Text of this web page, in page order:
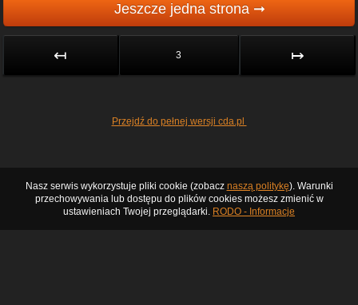
Jeszcze jedna strona ➞
↤ 3 ↦
Przejdź do pełnej wersji cda.pl
Nasz serwis wykorzystuje pliki cookie (zobacz naszą politykę). Warunki
przechowywania lub dostępu do plików cookies możesz zmienić w
ustawieniach Twojej przeglądarki. RODO - Informacje